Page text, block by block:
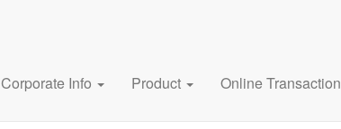
Corporate Info Product Online Transaction